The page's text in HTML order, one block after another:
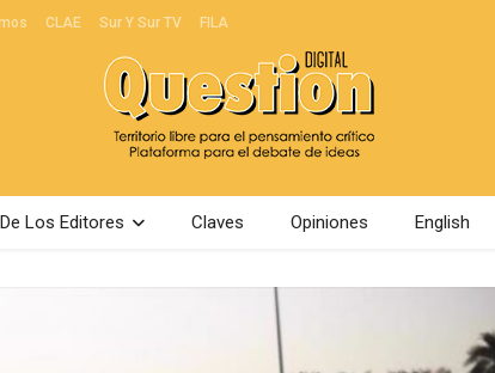
CLAE Sur Y Sur TV FILA
De Los Editores Claves Opiniones English